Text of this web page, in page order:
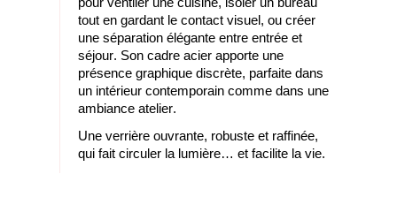
pour ventiler une cuisine, isoler un bureau
tout en gardant le contact visuel, ou créer
une séparation élégante entre entrée et
séjour. Son cadre acier apporte une
présence graphique discrète, parfaite dans
un intérieur contemporain comme dans une
ambiance atelier.
Une verrière ouvrante, robuste et raffinée,
qui fait circuler la lumière… et facilite la vie.